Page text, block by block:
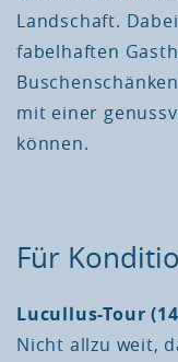
Landschaft.
fabelhaften
mit einer
können.
Für
Lucullus-Tour
Nicht allzu weit,